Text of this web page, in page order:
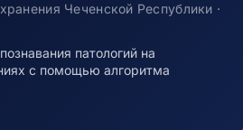
Чеченской Республики ·
патологий на
с помощью алгоритма